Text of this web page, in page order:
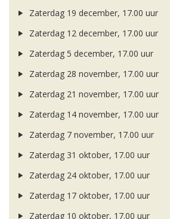
Zaterdag 19 december, 17.00 uur
Zaterdag 12 december, 17.00 uur
Zaterdag 5 december, 17.00 uur
Zaterdag 28 november, 17.00 uur
Zaterdag 21 november, 17.00 uur
Zaterdag 14 november, 17.00 uur
Zaterdag 7 november, 17.00 uur
Zaterdag 31 oktober, 17.00 uur
Zaterdag 24 oktober, 17.00 uur
Zaterdag 17 oktober, 17.00 uur
Zaterdag 10 oktober, 17.00 uur